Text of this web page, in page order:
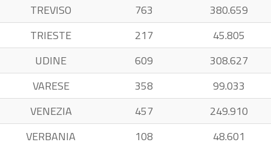
TREVISO
763
380.659
TRIESTE
217
45.805
UDINE
609
308.627
VARESE
358
99.033
VENEZIA
457
249.910
VERBANIA
108
48.601